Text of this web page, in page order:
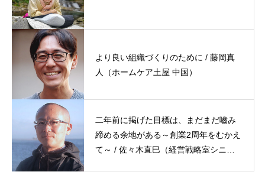
より良い組織づくりのために / 藤岡真
人（ホームケア土屋 中国）
二年前に掲げた目標は、まだまだ嚙み
締める余地がある～創業2周年をむかえ
て～ / 佐々木直巳（経営戦略室シニア